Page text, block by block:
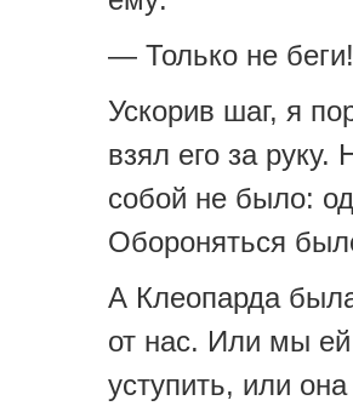
— Только не
Ускорив шаг, я
взял его за
собой не было:
Обороняться
А Клеопарда
от нас. Или мы
уступить, или